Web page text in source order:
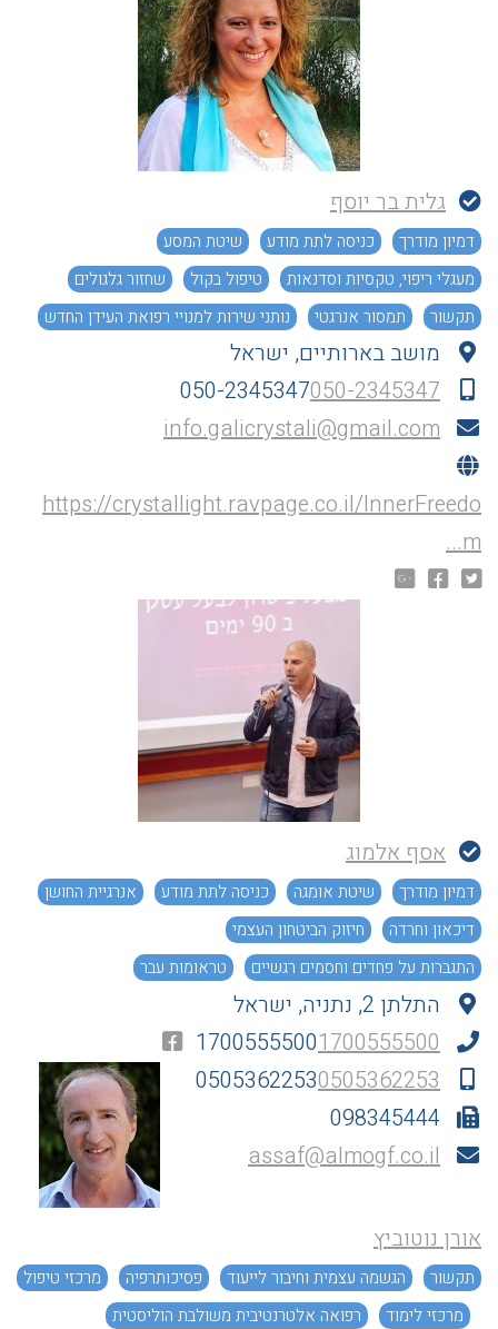
גלית בר יוסף
דמיון מודרך כניסה לתת מודע
שיטת המסע
מעגלי ריפוי, טקסיות וסדנאות
טיפול בקול
שחזור גלגולים
תקשור
תמסור אנרגטי נותני שירות למנויי רפואת העידן החדש
מושב בארותיים, ישראל
050-2345347050-2345347
info.galicrystali@gmail.com
https://crystallight.ravpage.co.il/InnerFreedo
m...
אסף אלמוג
דמיון מודרך שיטת אומגה כניסה לתת מודע
אנרגיית החושן
דיכאון וחרדה
חיזוק הביטחון העצמי
התגברות על פחדים וחסמים רגשיים
טראומות עבר
זוגיות ומערכות יחסים
נותני שירות למנויי רפואת העידן החדש
התלתן 2, נתניה, ישראל
17005555001700555500
05053622530505362253
098345444
assaf@almogf.co.il
אורן נוטוביץ
תקשור הגשמה עצמית וחיבור לייעוד פסיכותרפיה
מרכזי טיפול
מרכזי לימוד
רפואה אלטרנטיבית משולבת הוליסטית